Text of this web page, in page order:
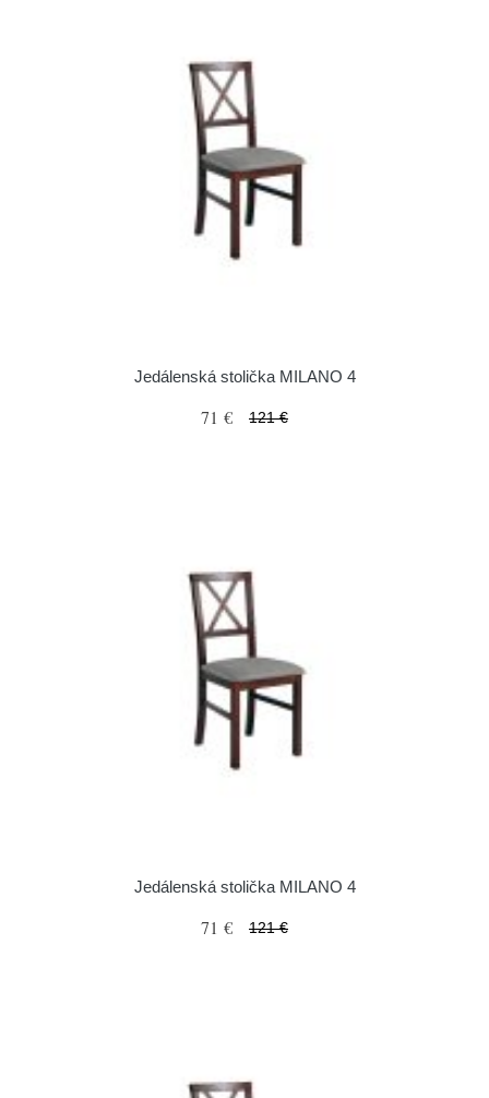
Jedálenská stolička MILANO 4
71 € 121 €
Jedálenská stolička MILANO 4
71 € 121 €